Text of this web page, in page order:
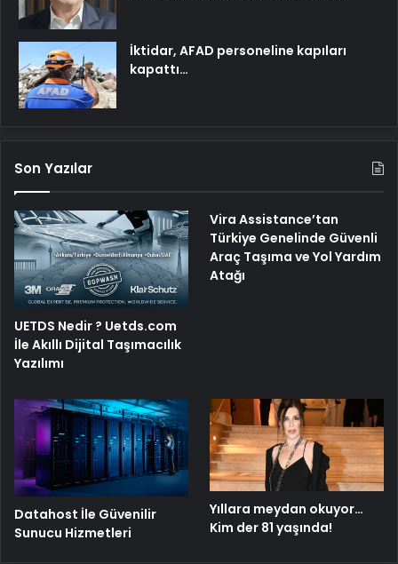
İktidar, AFAD personeline kapıları
kapattı…
Son Yazılar
UETDS Nedir ? Uetds.com
İle Akıllı Dijital Taşımacılık
Yazılımı
Vira Assistance’tan
Türkiye Genelinde Güvenli
Araç Taşıma ve Yol Yardım
Atağı
Datahost İle Güvenilir
Sunucu Hizmetleri
Yıllara meydan okuyor…
Kim der 81 yaşında!